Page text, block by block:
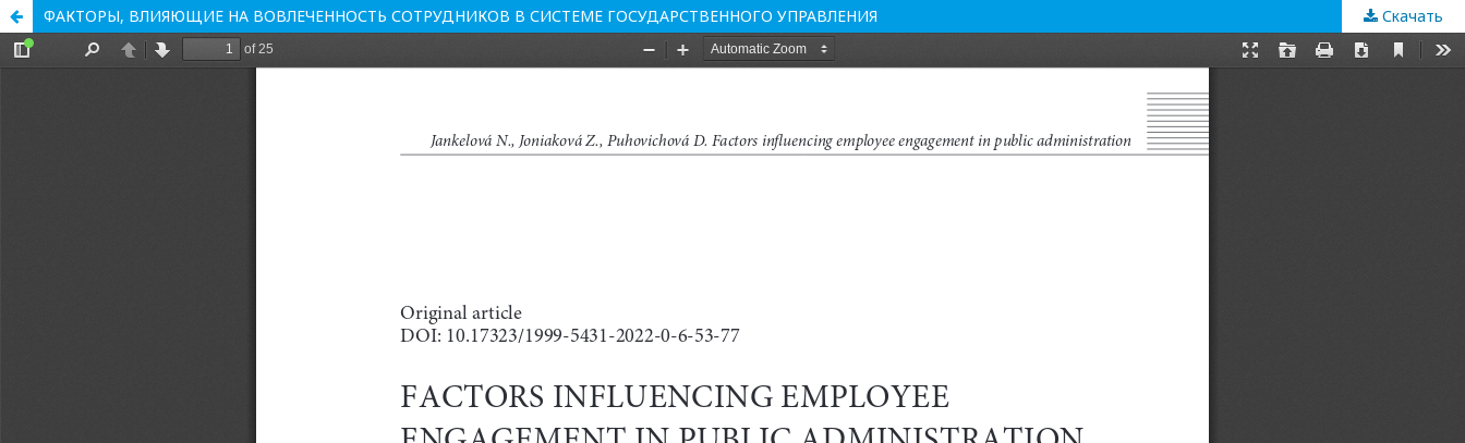
ФАКТОРЫ, ВЛИЯЮЩИЕ НА ВОВЛЕЧЕННОСТЬ СОТРУДНИКОВ В СИСТЕМЕ ГОСУДАРСТВЕННОГО УПРАВЛЕНИЯ Скачать